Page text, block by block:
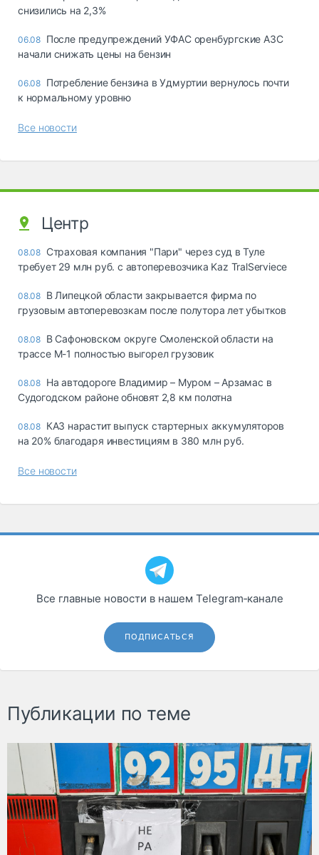
снизились на 2,3%
06.08 После предупреждений УФАС оренбургские АЗС
начали снижать цены на бензин
06.08 Потребление бензина в Удмуртии вернулось почти
к нормальному уровню
Все новости
Центр
08.08 Страховая компания "Пари" через суд в Туле
требует 29 млн руб. с автоперевозчика Kaz TralServiece
08.08 В Липецкой области закрывается фирма по
грузовым автоперевозкам после полутора лет убытков
08.08 В Сафоновском округе Смоленской области на
трассе М-1 полностью выгорел грузовик
08.08 На автодороге Владимир – Муром – Арзамас в
Судогодском районе обновят 2,8 км полотна
08.08 КАЗ нарастит выпуск стартерных аккумуляторов
на 20% благодаря инвестициям в 380 млн руб.
Все новости
Все главные новости в нашем Telegram‑канале
ПОДПИСАТЬСЯ
Публикации по теме